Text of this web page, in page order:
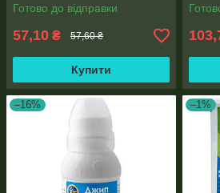
Готово до відправки
57,10 ₴ 57,60 ₴
Купити
–16% –1%